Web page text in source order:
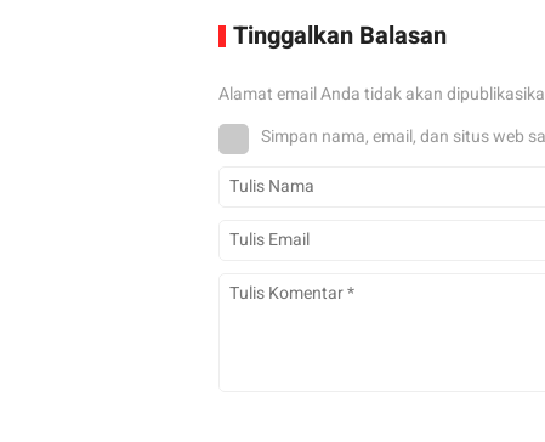
Tinggalkan Balasan
Alamat email Anda tidak akan
Simpan nama, email, dan situs web